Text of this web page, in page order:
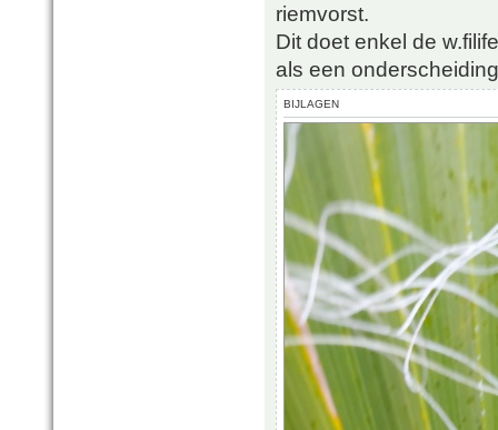
riemvorst.
Dit doet enkel de
als een
BIJLAGEN